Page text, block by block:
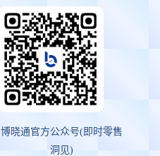
博晓通官方公众号(即时零售
洞见)